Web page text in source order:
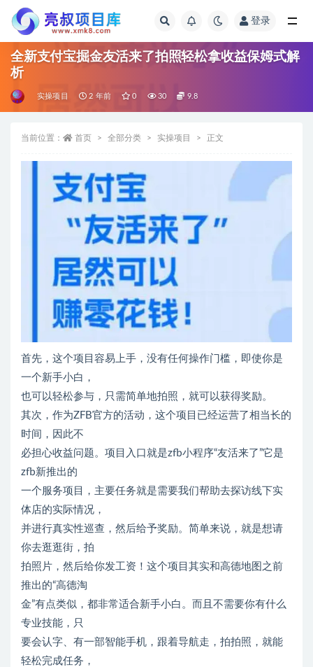
登录
全新支付宝掘金友活来了拍照轻松拿收益保姆式解
析
实操项目 2 年前 0 30 9.8
当前位置： 首页 全部分类 实操项目 正文
首先，这个项目容易上手，没有任何操作门槛，即使你是
一个新手小白，
也可以轻松参与，只需简单地拍照，就可以获得奖励。
其次，作为ZFB官方的活动，这个项目已经运营了相当长的
时间，因此不
必担心收益问题。项目入口就是zfb小程序“友活来了”它是
zfb新推出的
一个服务项目，主要任务就是需要我们帮助去探访线下实
体店的实际情况，
并进行真实性巡查，然后给予奖励。简单来说，就是想请
你去逛逛街，拍
拍照片，然后给你发工资！这个项目其实和高德地图之前
推出的“高德淘
金”有点类似，都非常适合新手小白。而且不需要你有什么
专业技能，只
要会认字、有一部智能手机，跟着导航走，拍拍照，就能
轻松完成任务，